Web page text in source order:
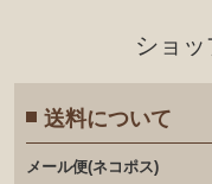
ショ
送料について
メール便(ネコポス)